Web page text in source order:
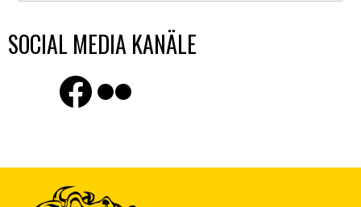
SOCIAL MEDIA KANÄLE
Finde uns auf Facebook
Flickr